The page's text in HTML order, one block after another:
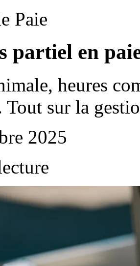
Paie
partiel en
heures
Tout sur la
2025